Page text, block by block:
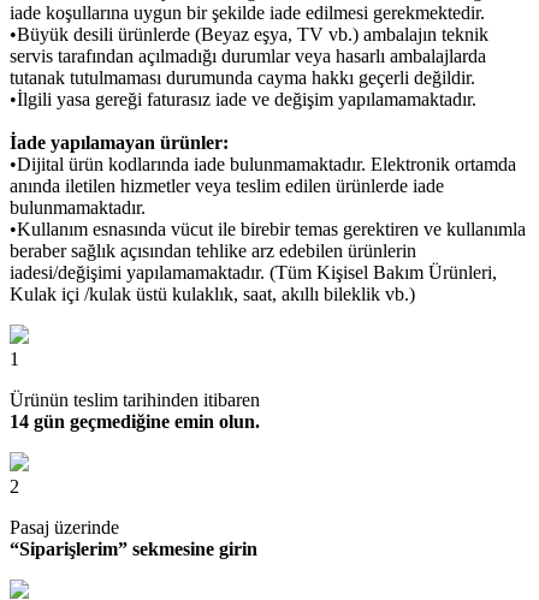
iade koşullarına uygun bir şekilde iade edilmesi gerekmektedir.
•Büyük desili ürünlerde (Beyaz eşya, TV vb.) ambalajın teknik
servis tarafından açılmadığı durumlar veya hasarlı ambalajlarda
tutanak tutulmaması durumunda cayma hakkı geçerli değildir.
•İlgili yasa gereği faturasız iade ve değişim yapılamamaktadır.
İade yapılamayan ürünler:
•Dijital ürün kodlarında iade bulunmamaktadır. Elektronik ortamda
anında iletilen hizmetler veya teslim edilen ürünlerde iade
bulunmamaktadır.
•Kullanım esnasında vücut ile birebir temas gerektiren ve kullanımla
beraber sağlık açısından tehlike arz edebilen ürünlerin
iadesi/değişimi yapılamamaktadır. (Tüm Kişisel Bakım Ürünleri,
Kulak içi /kulak üstü kulaklık, saat, akıllı bileklik vb.)
1
Ürünün teslim tarihinden itibaren
14 gün geçmediğine emin olun.
2
Pasaj üzerinde
“Siparişlerim” sekmesine girin